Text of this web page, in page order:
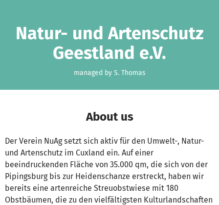
Natur- und Artenschutz
Geestland e.V.
managed by S. Thomas
About us
Der Verein NuAg setzt sich aktiv für den Umwelt-, Natur-
und Artenschutz im Cuxland ein. Auf einer
beeindruckenden Fläche von 35.000 qm, die sich von der
Pipingsburg bis zur Heidenschanze erstreckt, haben wir
bereits eine artenreiche Streuobstwiese mit 180
Obstbäumen, die zu den vielfältigsten Kulturlandschaften